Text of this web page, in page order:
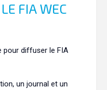
FIA WEC
pour diffuser le FIA
un journal et un